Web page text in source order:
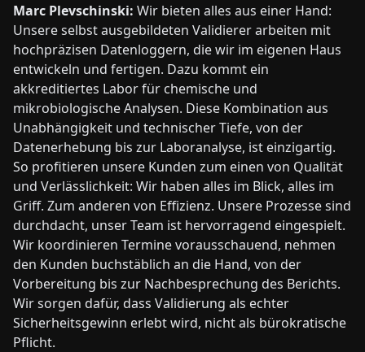
Marc Plevschinski: Wir bieten alles aus einer Hand:
Unsere selbst ausgebildeten Validierer arbeiten mit
hochpräzisen Datenloggern, die wir im eigenen Haus
entwickeln und fertigen. Dazu kommt ein
akkreditiertes Labor für chemische und
mikrobiologische Analysen. Diese Kombination aus
Unabhängigkeit und technischer Tiefe, von der
Datenerhebung bis zur Laboranalyse, ist einzigartig.
So profitieren unsere Kunden zum einen von Qualität
und Verlässlichkeit: Wir haben alles im Blick, alles im
Griff. Zum anderen von Effizienz. Unsere Prozesse sind
durchdacht, unser Team ist hervorragend eingespielt.
Wir koordinieren Termine vorausschauend, nehmen
den Kunden buchstäblich an die Hand, von der
Vorbereitung bis zur Nachbesprechung des Berichts.
Wir sorgen dafür, dass Validierung als echter
Sicherheitsgewinn erlebt wird, nicht als bürokratische
Pflicht.